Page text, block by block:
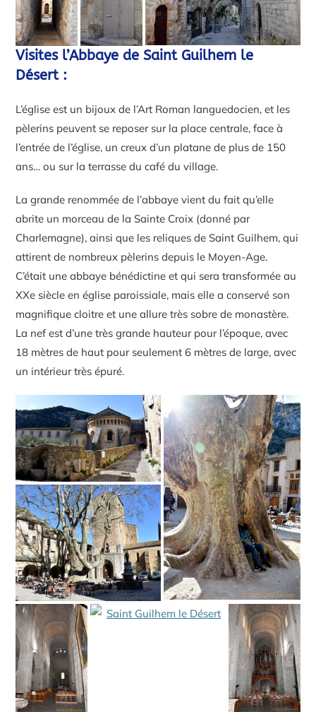
Visites l’Abbaye de Saint Guilhem le
Désert :
L’église est un bijoux de l’Art Roman languedocien, et les
pèlerins peuvent se reposer sur la place centrale, face à
l’entrée de l’église, un creux d’un platane de plus de 150
ans… ou sur la terrasse du café du village.
La grande renommée de l’abbaye vient du fait qu’elle
abrite un morceau de la Sainte Croix (donné par
Charlemagne), ainsi que les reliques de Saint Guilhem, qui
attirent de nombreux pèlerins depuis le Moyen-Age.
C’était une abbaye bénédictine et qui sera transformée au
XXe siècle en église paroissiale, mais elle a conservé son
magnifique cloitre et une allure très sobre de monastère.
La nef est d’une très grande hauteur pour l’époque, avec
18 mètres de haut pour seulement 6 mètres de large, avec
un intérieur très épuré.